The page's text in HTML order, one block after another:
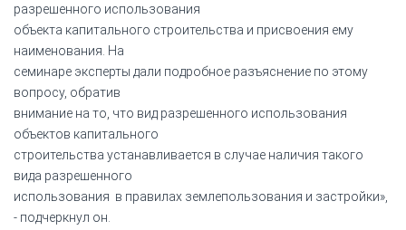
разрешенного использования
объекта капитального строительства и присвоения ему
наименования. На
семинаре эксперты дали подробное разъяснение по этому
вопросу, обратив
внимание на то, что вид разрешенного использования
объектов капитального
строительства устанавливается в случае наличия такого
вида разрешенного
использования в правилах землепользования и застройки»,
- подчеркнул он.